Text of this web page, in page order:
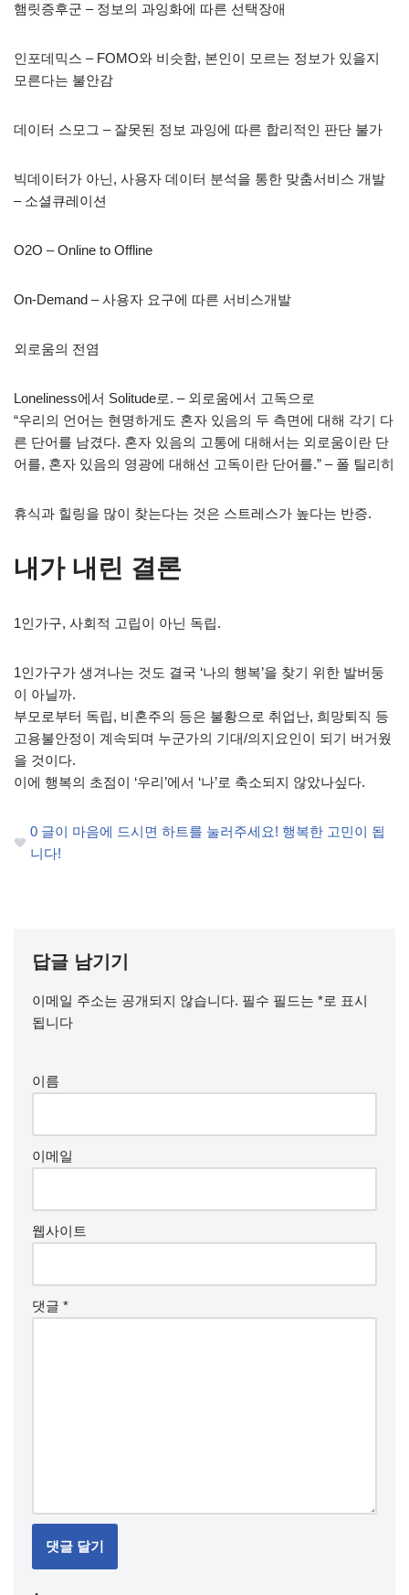
햄릿증후군 – 정보의 과잉화에 따른 선택장애
인포데믹스 – FOMO와 비슷함, 본인이 모르는 정보가 있을지
모른다는 불안감
데이터 스모그 – 잘못된 정보 과잉에 따른 합리적인 판단 불가
빅데이터가 아닌, 사용자 데이터 분석을 통한 맞춤서비스 개발
– 소셜큐레이션
O2O – Online to Offline
On-Demand – 사용자 요구에 따른 서비스개발
외로움의 전염
Loneliness에서 Solitude로. – 외로움에서 고독으로
“우리의 언어는 현명하게도 혼자 있음의 두 측면에 대해 각기 다
른 단어를 남겼다. 혼자 있음의 고통에 대해서는 외로움이란 단
어를, 혼자 있음의 영광에 대해선 고독이란 단어를.” – 폴 틸리히
휴식과 힐링을 많이 찾는다는 것은 스트레스가 높다는 반증.
내가 내린 결론
1인가구, 사회적 고립이 아닌 독립.
1인가구가 생겨나는 것도 결국 ‘나의 행복’을 찾기 위한 발버둥
이 아닐까.
부모로부터 독립, 비혼주의 등은 불황으로 취업난, 희망퇴직 등
고용불안정이 계속되며 누군가의 기대/의지요인이 되기 버거웠
을 것이다.
이에 행복의 초점이 ‘우리’에서 ‘나’로 축소되지 않았나싶다.
0 글이 마음에 드시면 하트를 눌러주세요! 행복한 고민이 됩
니다!
답글 남기기
이메일 주소는 공개되지 않습니다. 필수 필드는 *로 표시
됩니다
이름
이메일
웹사이트
댓글 *